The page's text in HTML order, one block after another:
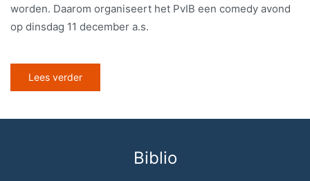
worden. Daarom organiseert het PvIB een comedy avond
op dinsdag 11 december a.s.
Lees verder
Biblio